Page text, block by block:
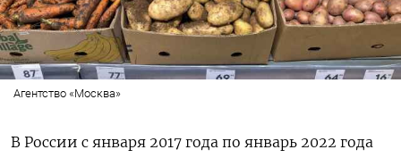
Агентство «Москва»
В России с января 2017 года по январь 2022 года